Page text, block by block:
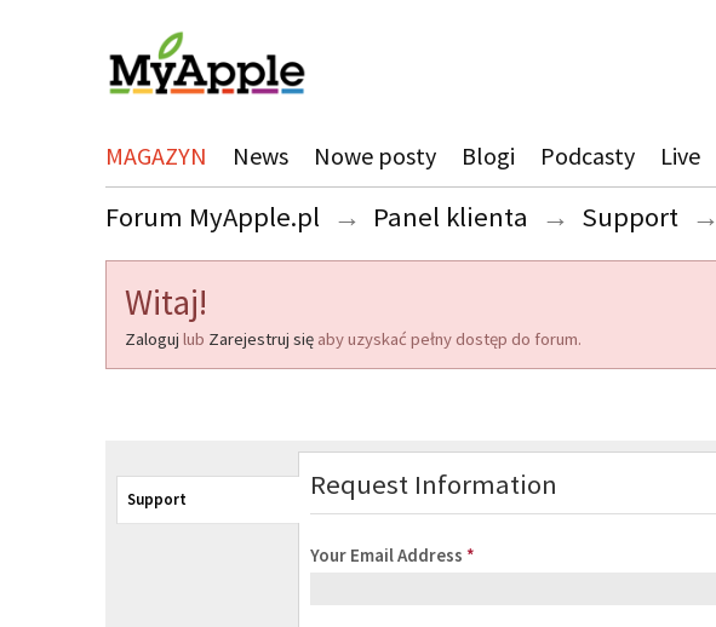
MAGAZYN News Nowe posty Blogi Podcasty Live
Forum MyApple.pl → Panel klienta → Support →
Witaj!
Zaloguj lub Zarejestruj się aby uzyskać pełny dostęp do forum.
Support Request Information
Your Email Address *